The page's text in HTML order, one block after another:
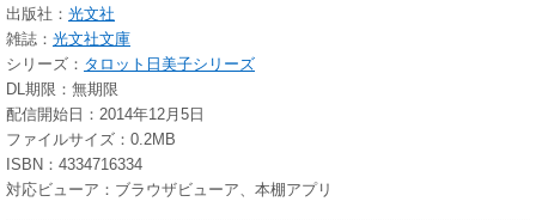
出版社： 光文社
雑誌： 光文社文庫
シリーズ： タロット日美子シリーズ
DL期限：無期限
配信開始日：2014年12月5日
ファイルサイズ：0.2MB
ISBN：4334716334
対応ビューア：ブラウザビューア、本棚アプリ